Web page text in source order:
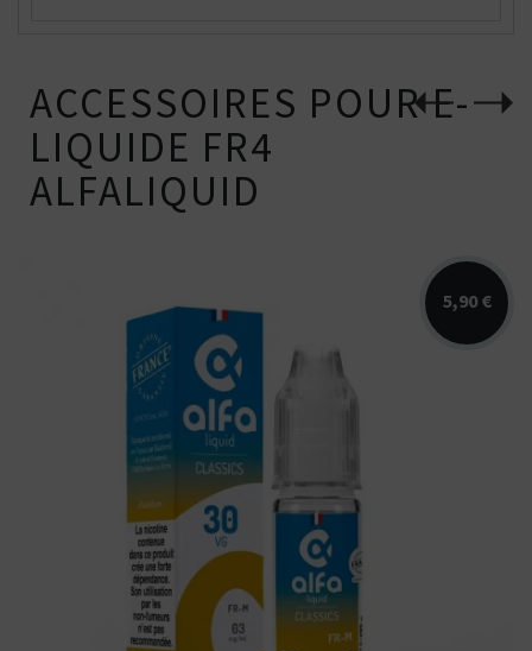
ACCESSOIRES POUR E-
LIQUIDE FR4
ALFALIQUID
5,90 €
Arômes : classic blond. Alfaliquid. E-
liquide disponible en 10ml...